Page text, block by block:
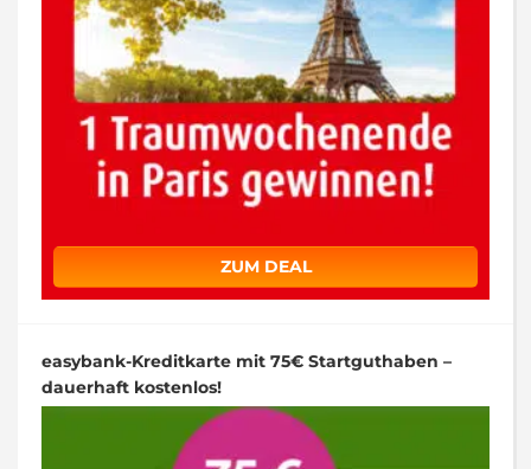
ZUM DEAL
easybank-Kreditkarte mit 75€ Startguthaben –
dauerhaft kostenlos!